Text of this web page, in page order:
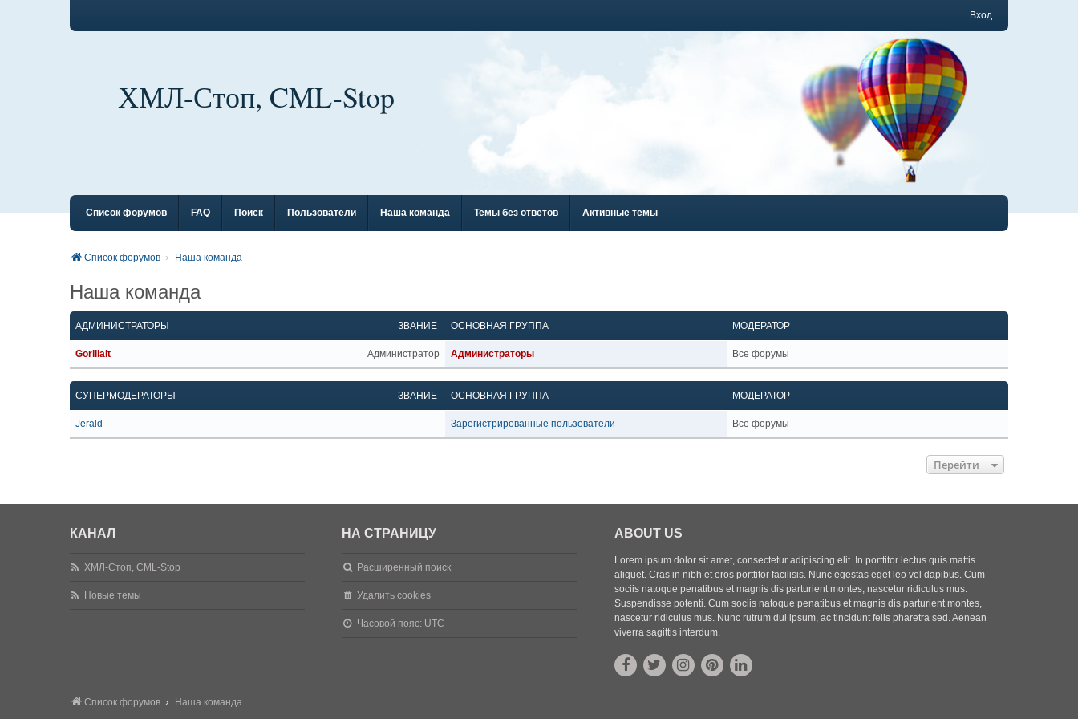
Вход
ХМЛ-Стоп, CML-Stop
Список форумов FAQ Поиск Пользователи Наша команда Темы без ответов Активные темы
Список форумов Наша команда
Наша команда
ЗВАНИЕ
АДМИНИСТРАТОРЫ ОСНОВНАЯ ГРУППА МОДЕРАТОР
Администратор
GorillaIt Администраторы Все форумы
ЗВАНИЕ
СУПЕРМОДЕРАТОРЫ ОСНОВНАЯ ГРУППА МОДЕРАТОР
Jerald Зарегистрированные пользователи Все форумы
Перейти
КАНАЛ
ХМЛ-Стоп, CML-Stop
Новые темы
НА СТРАНИЦУ
Расширенный поиск
Удалить cookies
Часовой пояс: UTC
ABOUT US
Lorem ipsum dolor sit amet, consectetur adipiscing elit. In porttitor lectus quis mattis
aliquet. Cras in nibh et eros porttitor facilisis. Nunc egestas eget leo vel dapibus. Cum
sociis natoque penatibus et magnis dis parturient montes, nascetur ridiculus mus.
Suspendisse potenti. Cum sociis natoque penatibus et magnis dis parturient montes,
nascetur ridiculus mus. Nunc rutrum dui ipsum, ac tincidunt felis pharetra sed. Aenean
viverra sagittis interdum.
Список форумов Наша команда